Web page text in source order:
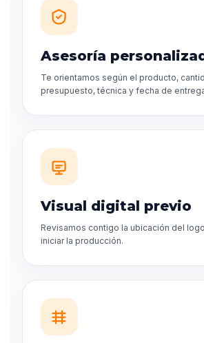
Asesoría
Te orientamos según el producto,
presupuesto, técnica y fecha de
Visual digital previo
Revisamos contigo la ubicación del
iniciar la producción.